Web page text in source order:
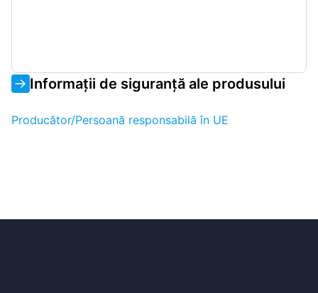
Informații de siguranță ale produsului
Producător/Persoană responsabilă în UE